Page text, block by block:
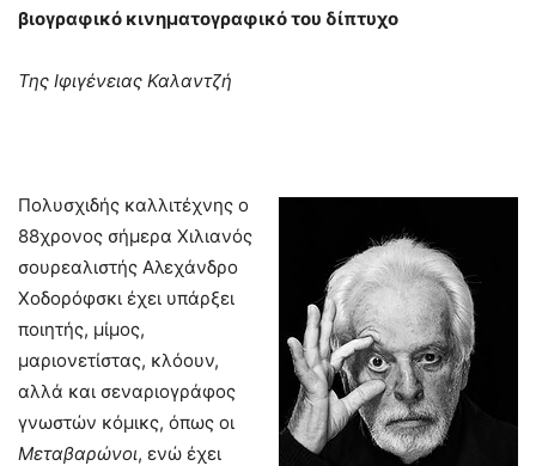
βιογραφικό κινηματογραφικό του δίπτυχο
Της Ιφιγένειας Καλαντζή
Πολυσχιδής καλλιτέχνης ο
88χρονος σήμερα Χιλιανός
σουρεαλιστής Αλεχάνδρο
Χοδορόφσκι έχει υπάρξει
ποιητής, μίμος,
μαριονετίστας, κλόουν,
αλλά και σεναριογράφος
γνωστών κόμικς, όπως οι
Μεταβαρώνοι, ενώ έχει